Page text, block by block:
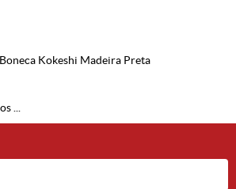
Kokeshi Madeira Preta
...